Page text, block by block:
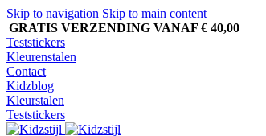
Skip to navigation Skip to main content
GRATIS VERZENDING VANAF € 40,00
Teststickers
Kleurenstalen
Contact
Kidzblog
Kleurstalen
Teststickers